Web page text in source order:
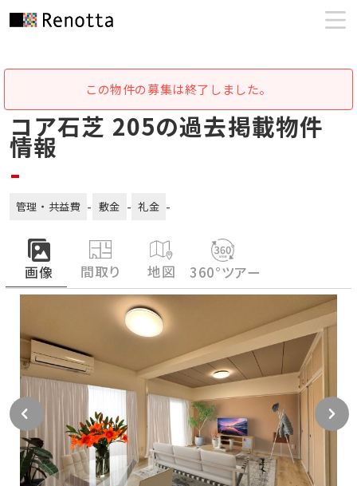
この物件の募集は終了しました。
コア石芝 205の過去掲載物件
情報
-
管理・共益費 - 敷金 - 礼金 -
画像 間取り 地図 360°ツアー